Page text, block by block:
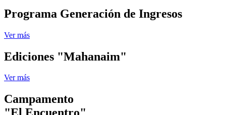
Programa Generación de Ingresos
Ver más
Ediciones "Mahanaim"
Ver más
Campamento